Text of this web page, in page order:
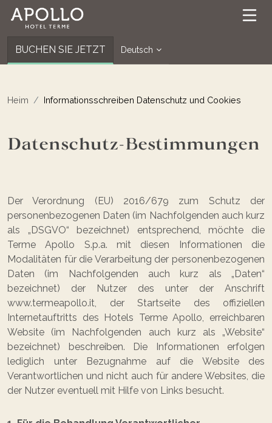
BUCHEN SIE JETZT Deutsch
Heim Informationsschreiben Datenschutz und Cookies
Datenschutz-Bestimmungen
Der Verordnung (EU) 2016/679 zum Schutz der
personenbezogenen Daten (im Nachfolgenden auch kurz
als „DSGVO“ bezeichnet) entsprechend, möchte die
Terme Apollo S.p.a. mit diesen Informationen die
Modalitäten für die Verarbeitung der personenbezogenen
Daten (im Nachfolgenden auch kurz als „Daten“
bezeichnet) der Nutzer des unter der Anschrift
www.termeapollo.it, der Startseite des offiziellen
Internetauftritts des Hotels Terme Apollo, erreichbaren
Website (im Nachfolgenden auch kurz als „Website“
bezeichnet) beschreiben. Die Informationen erfolgen
lediglich unter Bezugnahme auf die Website des
Verantwortlichen und nicht auch für andere Websites, die
der Nutzer eventuell mit Hilfe von Links besucht.